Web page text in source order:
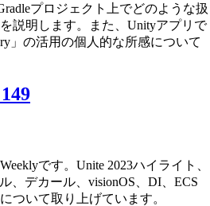
プロジェクト上でどのような扱
説明します。また、Unityアプリで
」の活用の個人的な所感について
です。Unite 2023ハイライト、
、デカール、visionOS、DI、ECS
ついて取り上げています。